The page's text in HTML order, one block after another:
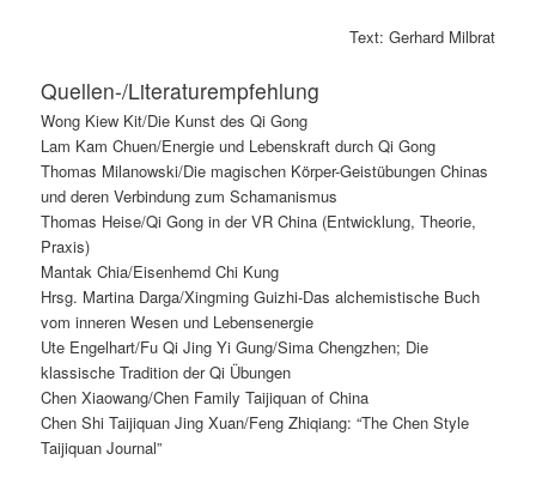
Text: Gerhard Milbrat
Quellen-/Literaturempfehlung
Wong Kiew Kit/Die Kunst des Qi Gong
Lam Kam Chuen/Energie und Lebenskraft durch Qi Gong
Thomas Milanowski/Die magischen Körper-Geistübungen Chinas
und deren Verbindung zum Schamanismus
Thomas Heise/Qi Gong in der VR China (Entwicklung, Theorie,
Praxis)
Mantak Chia/Eisenhemd Chi Kung
Hrsg. Martina Darga/Xingming Guizhi-Das alchemistische Buch
vom inneren Wesen und Lebensenergie
Ute Engelhart/Fu Qi Jing Yi Gung/Sima Chengzhen; Die
klassische Tradition der Qi Übungen
Chen Xiaowang/Chen Family Taijiquan of China
Chen Shi Taijiquan Jing Xuan/Feng Zhiqiang: “The Chen Style
Taijiquan Journal”